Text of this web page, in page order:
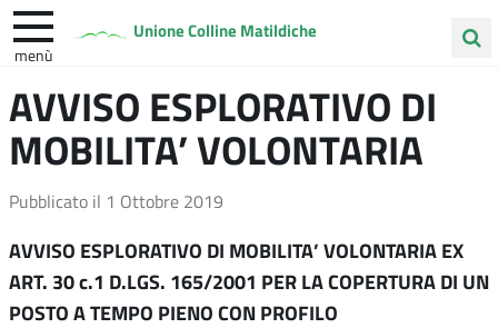
Unione Colline Matildiche
menù
nel
sito
Albinea Quattro Castella Vezzano sul Crostolo
AVVISO ESPLORATIVO DI
MOBILITA’ VOLONTARIA
Pubblicato il 1 Ottobre 2019
AVVISO ESPLORATIVO DI MOBILITA’ VOLONTARIA EX
ART. 30 c.1 D.LGS. 165/2001 PER LA COPERTURA DI UN
POSTO A TEMPO PIENO CON PROFILO